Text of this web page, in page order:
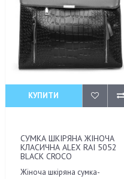
КУПИТИ
СУМКА ШКІРЯНА ЖІНОЧА
КЛАСИЧНА ALEX RAI 5052
BLACK CROCO
Жіноча шкіряна сумка-